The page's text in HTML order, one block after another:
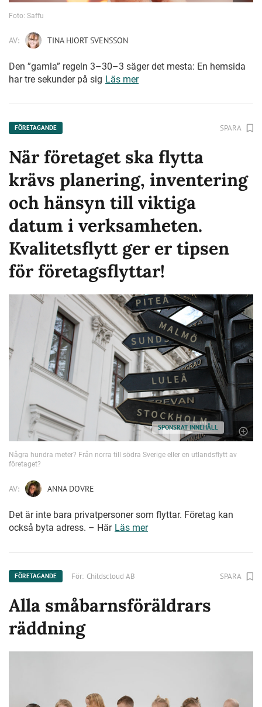
Foto: Saffu
AV: TINA HJORT SVENSSON
Den ”gamla” regeln 3–30–3 säger det mesta: En hemsida
har tre sekunder på sig Läs mer
FÖRETAGANDE SPARA
När företaget ska flytta
krävs planering, inventering
och hänsyn till viktiga
datum i verksamheten.
Kvalitetsflytt ger er tipsen
för företagsflyttar!
SPONSRAT INNEHÅLL
Några hundra meter? Från norra till södra Sverige eller en utlandsflytt av
företaget?
AV: ANNA DOVRE
Det är inte bara privatpersoner som flyttar. Företag kan
också byta adress. – Här Läs mer
FÖRETAGANDE För: Childscloud AB SPARA
Alla småbarnsföräldrars
räddning